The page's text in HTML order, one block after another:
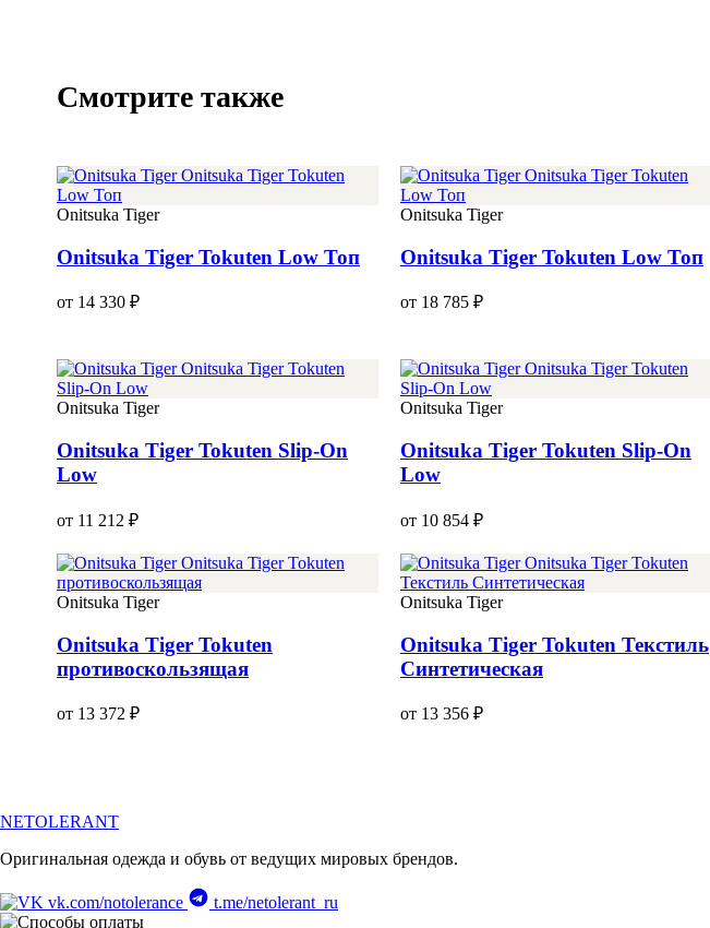
Смотрите также
Onitsuka Tiger
Onitsuka Tiger Tokuten Low Топ
от 14 330 ₽
Onitsuka Tiger
Onitsuka Tiger Tokuten Low Топ
от 18 785 ₽
Onitsuka Tiger
Onitsuka Tiger Tokuten Slip-On
Low
от 11 212 ₽
Onitsuka Tiger
Onitsuka Tiger Tokuten Slip-On
Low
от 10 854 ₽
Onitsuka Tiger
Onitsuka Tiger Tokuten
противоскользящая
от 13 372 ₽
Onitsuka Tiger
Onitsuka Tiger Tokuten Текстиль
Синтетическая
от 13 356 ₽
NETOLERANT
Оригинальная одежда и обувь от ведущих мировых брендов.
vk.com/notolerance t.me/netolerant_ru